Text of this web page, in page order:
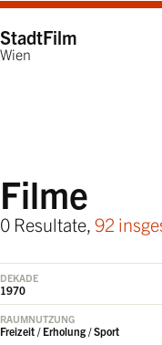
StadtFilm
Wien
Filme
0 Resultate, 92
DEKADE
1970
RAUMNUTZUNG
Freizeit / Erholung / Sport